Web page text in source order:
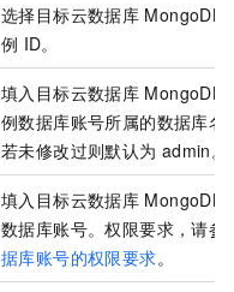
选择目标云数据库 MongoDB
例 ID。
填入目标云数据库 MongoDB
例数据库账号所属的数据库名
若未修改过则默认为 admin。
填入目标云数据库 MongoDB
数据库账号。权限要求，请参
据库账号的权限要求。